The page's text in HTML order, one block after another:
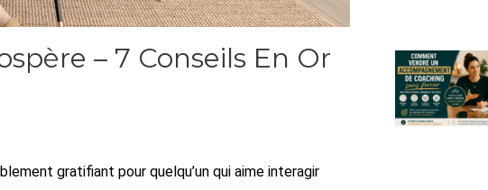
– 7 Conseils En Or
gratifiant pour quelqu’un qui aime interagir